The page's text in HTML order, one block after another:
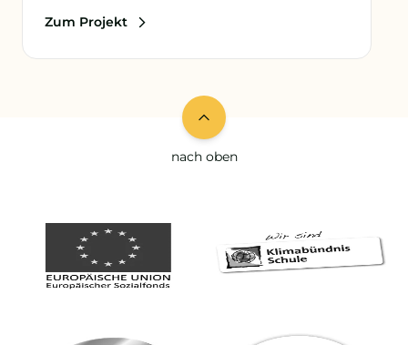
Zum Projekt
nach oben